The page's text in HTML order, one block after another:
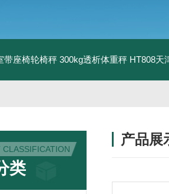
带座椅轮椅秤 300kg透析体重秤 HT808天
CLASSIFICATION
类
产品展